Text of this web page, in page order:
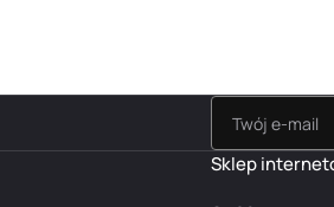
Sklep